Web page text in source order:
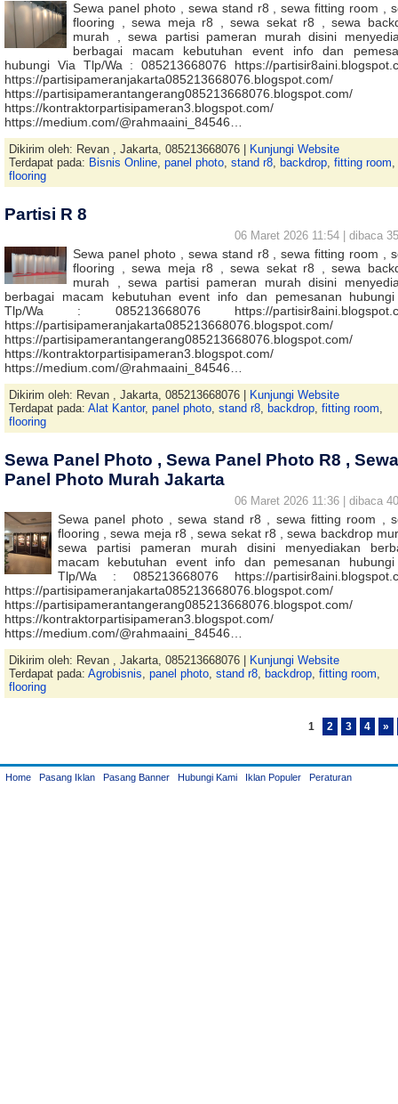
Sewa panel photo , sewa stand r8 , sewa fitting room ,
flooring , sewa meja r8 , sewa sekat r8 , sewa
murah , sewa partisi pameran murah disini
berbagai macam kebutuhan event info dan
hubungi Via Tlp/Wa : 085213668076 https://
https://partisipameranjakarta085213668076.blogspot.com/
https://partisipamerantangerang085213668076.blogspot.com/
https://kontraktorpartisipameran3.blogspot.com/
https://medium.com/@rahmaaini_84546…
Dikirim oleh: Revan , Jakarta, 085213668076 |
Kunjungi Website
Terdapat pada: Bisnis Online, panel photo, stand r8, backdrop, fitting room,
flooring
Partisi R 8
06 Maret 2026 11:54 | dibaca
Sewa panel photo , sewa stand r8 , sewa fitting room ,
flooring , sewa meja r8 , sewa sekat r8 , sewa
murah , sewa partisi pameran murah disini
berbagai macam kebutuhan event info dan pemesanan
Tlp/Wa : 085213668076 https://
https://partisipameranjakarta085213668076.blogspot.com/
https://partisipamerantangerang085213668076.blogspot.com/
https://kontraktorpartisipameran3.blogspot.com/
https://medium.com/@rahmaaini_84546…
Dikirim oleh: Revan , Jakarta, 085213668076 |
Kunjungi Website
Terdapat pada: Alat Kantor, panel photo, stand r8, backdrop, fitting room,
flooring
Sewa Panel Photo , Sewa Panel Photo R8 , Sewa
Panel Photo Murah Jakarta
06 Maret 2026 11:36 | dibaca
Sewa panel photo , sewa stand r8 , sewa fitting room ,
flooring , sewa meja r8 , sewa sekat r8 , sewa backdrop
sewa partisi pameran murah disini menyediakan
macam kebutuhan event info dan pemesanan
Tlp/Wa : 085213668076 https://
https://partisipameranjakarta085213668076.blogspot.com/
https://partisipamerantangerang085213668076.blogspot.com/
https://kontraktorpartisipameran3.blogspot.com/
https://medium.com/@rahmaaini_84546…
Dikirim oleh: Revan , Jakarta, 085213668076 |
Kunjungi Website
Terdapat pada: Agrobisnis, panel photo, stand r8, backdrop, fitting room,
flooring
1 2 3 4 »
Home Pasang Iklan Pasang Banner Hubungi Kami Iklan Populer Peraturan